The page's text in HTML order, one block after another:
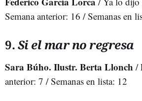
Semana anterior: 16 / Semanas en
9.Si el mar no regresa
Sara Búho. Ilustr. Berta Llonch /
anterior: 7 / Semanas en lista: 12